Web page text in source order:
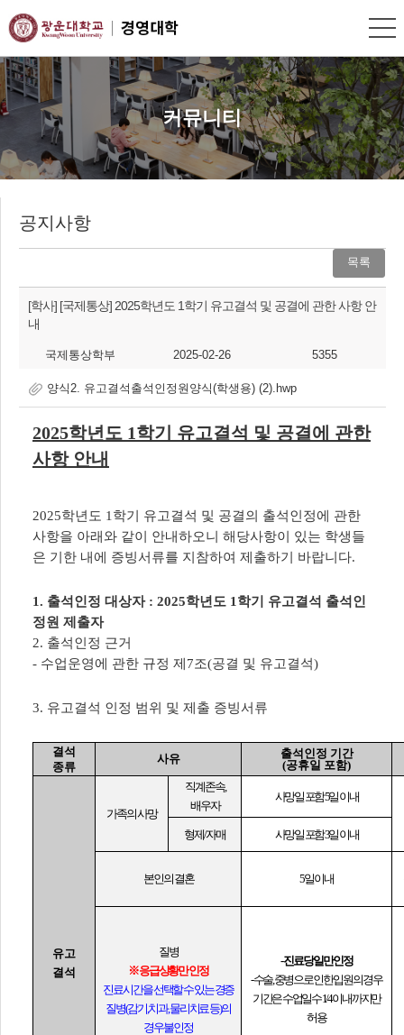
커뮤니티
공지사항
목록
[학사] [국제통상] 2025학년도 1학기 유고결석 및 공결에 관한 사항 안
내
국제통상학부 2025-02-26 5355
양식2. 유고결석출석인정원양식(학생용) (2).hwp
2025학년도 1학기 유고결석 및 공결에 관한
사항 안내
2025학년도 1 학기 유고결석 및 공결의 출석인정에 관한
사항을 아래와 같이 안내하오니 해당사항이 있는 학생들
은 기한 내에 증빙서류를 지참하여 제출하기 바랍니다.
1. 출석인정 대상자 : 2025학년도 1 학기 유고결석 출석인
정원 제출자
2. 출석인정 근거
- 수업운영에 관한 규정 제 7조(공결 및 유고결석)
3. 유고결석 인정 범위 및 제출 증빙서류
결석
종류
사유
출석인정 기간
(공휴일 포함)
유고
결석
가족의 사망
직계존속,
배우자
사망일 포함5일 이내
형제/자매 사망일 포함3일 이내
본인의 결혼 5일 이내
질병
※응급상황만 인정
진료 시간을 선택할 수 있는 경증
질병(감기,치과,물리치료 등)의
경우 불인정
-진료 당일만 인정
-수술,중병으로 인한 입원의 경우
기간은 수업일수1/4이내까지만
허용